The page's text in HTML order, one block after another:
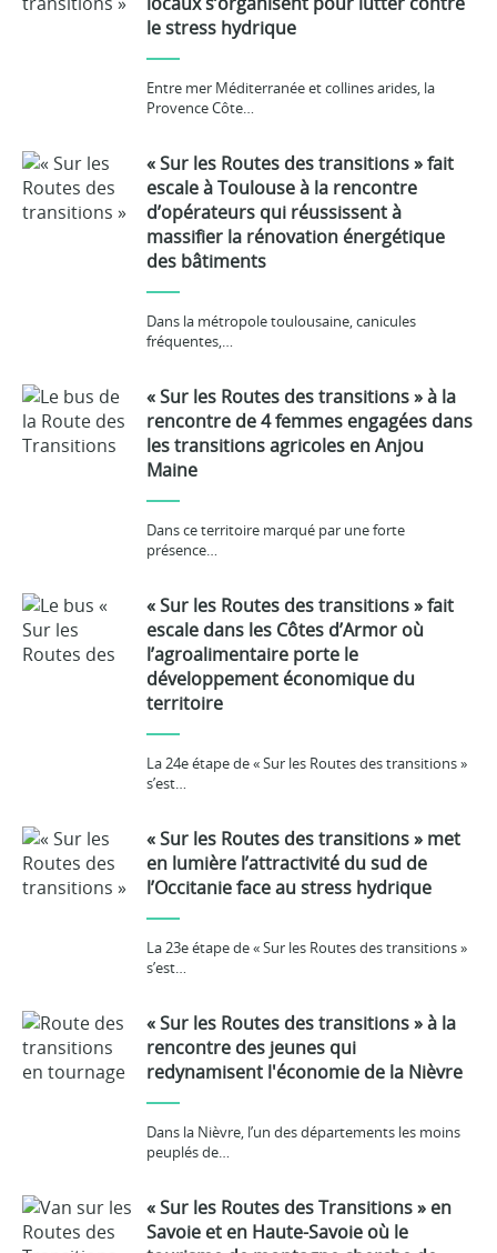
le stress hydrique
Entre mer Méditerranée et collines arides, la
Provence Côte…
« Sur les Routes des transitions » fait
escale à Toulouse à la rencontre
d’opérateurs qui réussissent à
massifier la rénovation énergétique
des bâtiments
Dans la métropole toulousaine, canicules
fréquentes,…
« Sur les Routes des transitions » à la
rencontre de 4 femmes engagées dans
les transitions agricoles en Anjou
Maine
Dans ce territoire marqué par une forte
présence…
« Sur les Routes des transitions » fait
escale dans les Côtes d’Armor où
l’agroalimentaire porte le
développement économique du
territoire
La 24e étape de « Sur les Routes des transitions »
s’est…
« Sur les Routes des transitions » met
en lumière l’attractivité du sud de
l’Occitanie face au stress hydrique
La 23e étape de « Sur les Routes des transitions »
s’est…
« Sur les Routes des transitions » à la
rencontre des jeunes qui
redynamisent l'économie de la Nièvre
Dans la Nièvre, l’un des départements les moins
peuplés de…
« Sur les Routes des Transitions » en
Savoie et en Haute-Savoie où le